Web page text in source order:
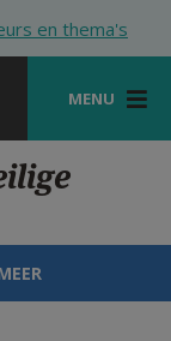
en thema's
MENU